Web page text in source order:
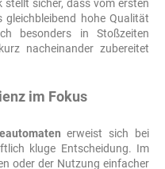
stellt sicher, dass vom ersten
gleichbleibend hohe Qualität
besonders in Stoßzeiten
nacheinander zubereitet
im Fokus
erweist sich bei
kluge Entscheidung. Im
oder der Nutzung einfacher